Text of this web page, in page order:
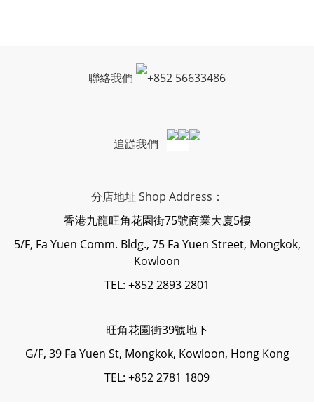
聯絡我們 +852 56633486
追踨我們
分店地址 Shop Address：
香港九龍旺角花園街75號商業大廈5樓
5/F, Fa Yuen Comm. Bldg., 75 Fa Yuen Street, Mongkok,
Kowloon
TEL: +852 2893 2801
旺角花園街39號地下
G/F, 39 Fa Yuen St, Mongkok, Kowloon, Hong Kong
TEL: +852 2781 1809